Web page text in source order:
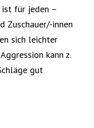
ist für jeden –
Zuschauer/-innen
sich leichter
kann z.
gut